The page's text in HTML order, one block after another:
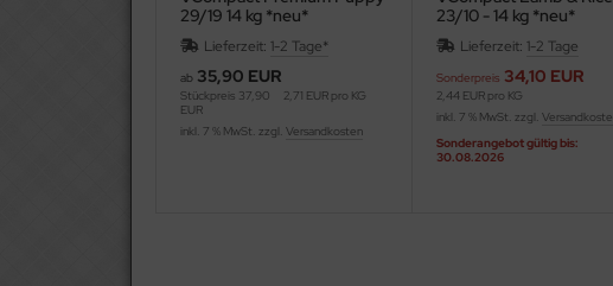
29/19 14 kg *neu*
weizenfrei
Lieferzeit: 1-2 Tage*
ab 35,90 EUR
Stückpreis 37,90
EUR
2,71 EUR pro KG
inkl. 7 % MwSt. zzgl. Versandkosten
23/10 - 14 kg *neu*
weizenfrei
Lieferzeit: 1-2 Tage
Sonderpreis 34,10 EUR
2,44 EUR pro KG
inkl. 7 % MwSt. zzgl.
Sonderangebot gültig bis:
30.08.2026